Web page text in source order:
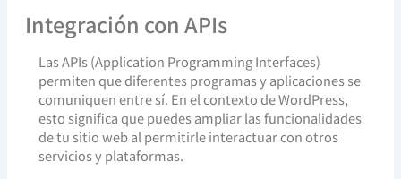
Integración con APIs
Las APIs (Application Programming Interfaces)
permiten que diferentes programas y aplicaciones se
comuniquen entre sí. En el contexto de WordPress,
esto significa que puedes ampliar las funcionalidades
de tu sitio web al permitirle interactuar con otros
servicios y plataformas.